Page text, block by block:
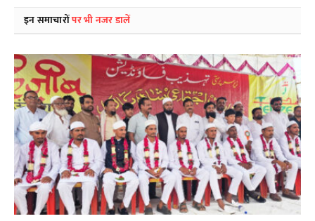
इन समाचारोंपर भी नजर डालें